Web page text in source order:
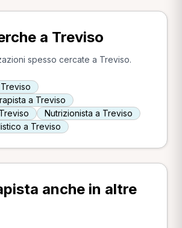
a Treviso
spesso cercate a Treviso.
a Treviso
Nutrizionista a Treviso
a Treviso
anche in altre